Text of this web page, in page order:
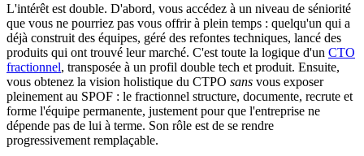
L'intérêt est double. D'abord, vous accédez à un niveau de séniorité
que vous ne pourriez pas vous offrir à plein temps : quelqu'un qui a
déjà construit des équipes, géré des refontes techniques, lancé des
produits qui ont trouvé leur marché. C'est toute la logique d'un CTO
fractionnel, transposée à un profil double tech et produit. Ensuite,
vous obtenez la vision holistique du CTPO sans vous exposer
pleinement au SPOF : le fractionnel structure, documente, recrute et
forme l'équipe permanente, justement pour que l'entreprise ne
dépende pas de lui à terme. Son rôle est de se rendre
progressivement remplaçable.